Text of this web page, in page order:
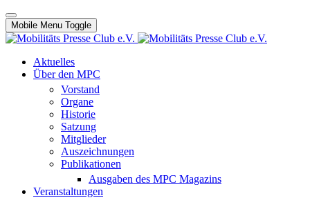
Mobile Menu Toggle
Aktuelles
Über den MPC
Vorstand
Organe
Historie
Satzung
Mitglieder
Auszeichnungen
Publikationen
Ausgaben des MPC Magazins
Veranstaltungen